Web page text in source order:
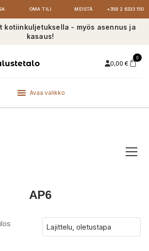
OMA TILI MEISTÄ +358 2 6333 150
kotiinkuljetuksella - myös asennus ja
kasaus!
0,00 €
0
Avaa valikko
AP6